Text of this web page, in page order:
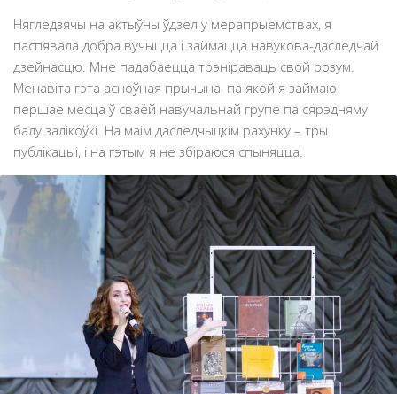
Нягледзячы на актыўны ўдзел у мерапрыемствах, я
паспявала добра вучыцца і займацца навукова-даследчай
дзейнасцю. Мне падабаецца трэніраваць свой розум.
Менавіта гэта асноўная прычына, па якой я займаю
першае месца ў сваёй навучальнай групе па сярэдняму
балу залікоўкі. На маім даследчыцкім рахунку – тры
публікацыі, і на гэтым я не збіраюся спыняцца.